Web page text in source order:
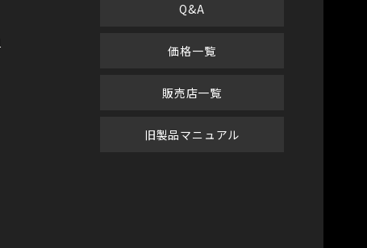
Q&A
価格一覧
販売店一覧
旧製品マニュアル